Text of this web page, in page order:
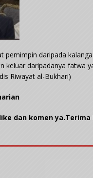
pemimpin daripada
keluar daripadanya fatwa
Riwayat al-Bukhari)
dan komen ya.Terima